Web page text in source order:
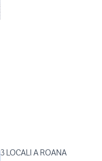
3 LOCALI A ROANA